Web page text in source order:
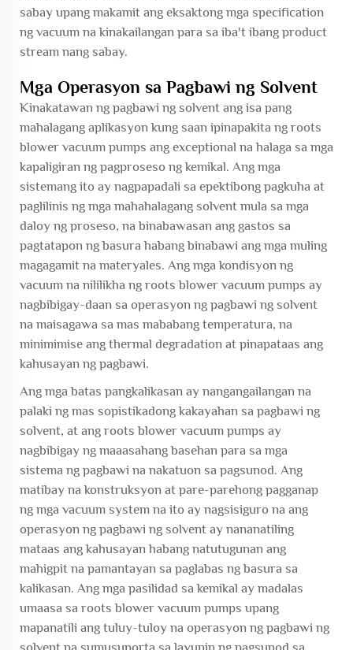
sabay upang makamit ang eksaktong mga specification
ng vacuum na kinakailangan para sa iba't ibang product
stream nang sabay.
Mga Operasyon sa Pagbawi ng Solvent
Kinakatawan ng pagbawi ng solvent ang isa pang
mahalagang aplikasyon kung saan ipinapakita ng roots
blower vacuum pumps ang exceptional na halaga sa mga
kapaligiran ng pagproseso ng kemikal. Ang mga
sistemang ito ay nagpapadali sa epektibong pagkuha at
paglilinis ng mga mahahalagang solvent mula sa mga
daloy ng proseso, na binabawasan ang gastos sa
pagtatapon ng basura habang binabawi ang mga muling
magagamit na materyales. Ang mga kondisyon ng
vacuum na nililikha ng roots blower vacuum pumps ay
nagbibigay-daan sa operasyon ng pagbawi ng solvent
na maisagawa sa mas mababang temperatura, na
minimimise ang thermal degradation at pinapataas ang
kahusayan ng pagbawi.
Ang mga batas pangkalikasan ay nangangailangan na
palaki ng mas sopistikadong kakayahan sa pagbawi ng
solvent, at ang roots blower vacuum pumps ay
nagbibigay ng maaasahang basehan para sa mga
sistema ng pagbawi na nakatuon sa pagsunod. Ang
matibay na konstruksyon at pare-parehong pagganap
ng mga vacuum system na ito ay nagsisiguro na ang
operasyon ng pagbawi ng solvent ay nananatiling
mataas ang kahusayan habang natutugunan ang
mahigpit na pamantayan sa paglabas ng basura sa
kalikasan. Ang mga pasilidad sa kemikal ay madalas
umaasa sa roots blower vacuum pumps upang
mapanatili ang tuluy-tuloy na operasyon ng pagbawi ng